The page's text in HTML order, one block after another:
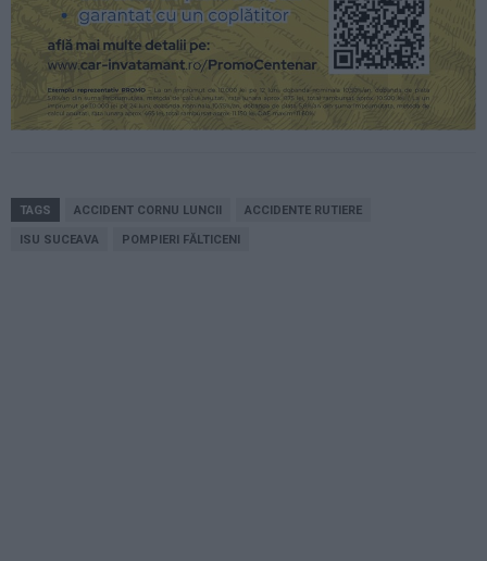
TAGS ACCIDENT CORNU LUNCII ACCIDENTE RUTIERE
ISU SUCEAVA POMPIERI FĂLTICENI